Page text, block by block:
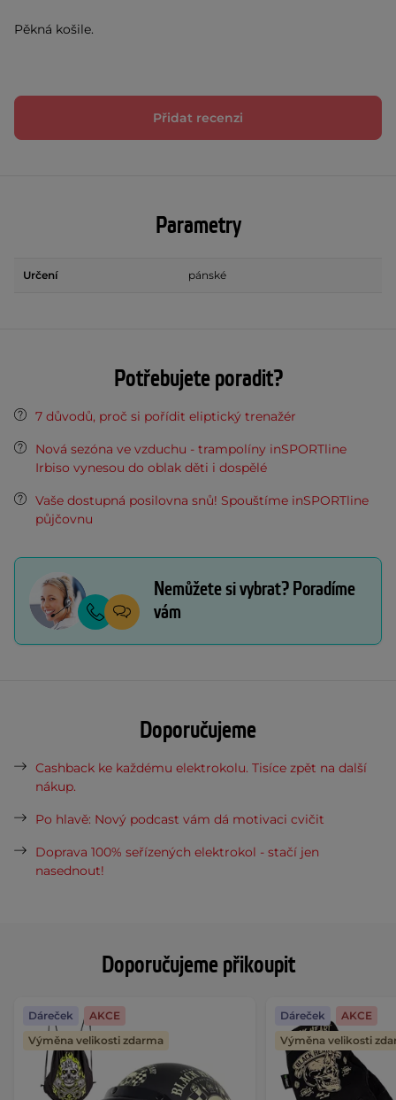
Doporučujeme přikoupit
Dáreček
AKCE
Výměna velikosti zdarma
Dáreček
AKCE
Výměna velikosti
Pěkná košile.
Přidat recenzi
Parametry
Určení pánské
Potřebujete poradit?
7 důvodů, proč si pořídit eliptický trenažér
Nová sezóna ve vzduchu - trampolíny inSPORTline
Irbiso vynesou do oblak děti i dospělé
Vaše dostupná posilovna snů! Spouštíme inSPORTline
půjčovnu
Nemůžete si vybrat? Poradíme
vám
Doporučujeme
Cashback ke každému elektrokolu. Tisíce zpět na další
nákup.
Po hlavě: Nový podcast vám dá motivaci cvičit
Doprava 100% seřízených elektrokol - stačí jen
nasednout!